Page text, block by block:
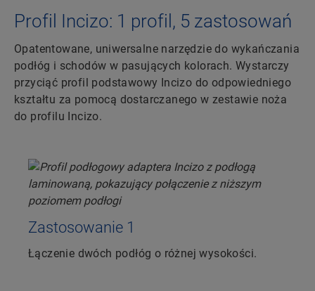
Profil Incizo: 1 profil, 5 zastosowań
Opatentowane, uniwersalne narzędzie do wykańczania
podłóg i schodów w pasujących kolorach. Wystarczy
przyciąć profil podstawowy Incizo do odpowiedniego
kształtu za pomocą dostarczanego w zestawie noża
do profilu Incizo.
Zastosowanie 1
Łączenie dwóch podłóg o różnej wysokości.